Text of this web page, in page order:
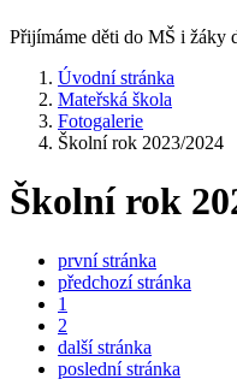
Přijímáme děti do MŠ i žáky
Úvodní stránka
Mateřská škola
Fotogalerie
Školní rok 2023/2024
Školní rok
první stránka
předchozí stránka
1
2
další stránka
poslední stránka